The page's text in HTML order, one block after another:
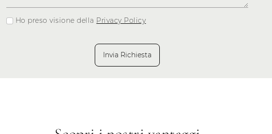
Ho preso visione della Privacy Policy
Invia Richiesta